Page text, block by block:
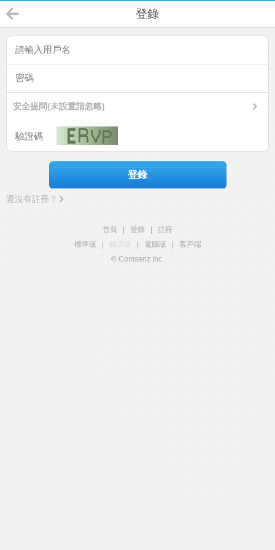
登錄
安全提問(未設置請忽略)
登錄
還沒有註冊？
首頁 登錄
註冊
標準版
觸屏版 電腦版
客戶端
© Comsenz Inc.